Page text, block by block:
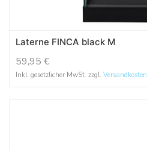
Laterne FINCA black M
59,95 €
Inkl. gesetzlicher MwSt. zzgl. Versandkosten